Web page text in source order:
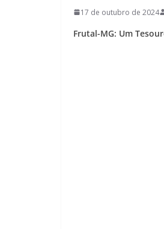
17 de outubro de 2024
Frutal-MG: Um